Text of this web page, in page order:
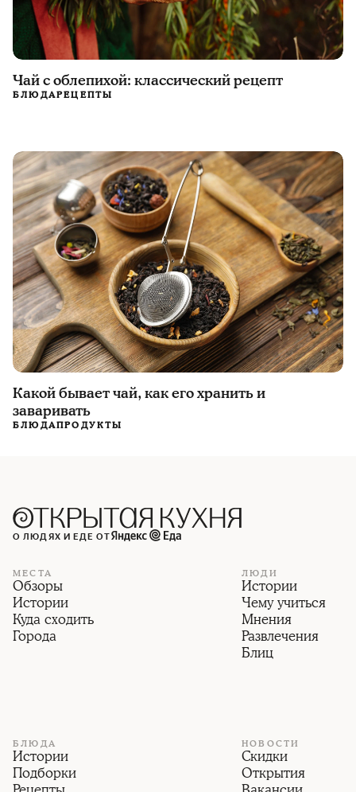
Чай с облепихой: классический рецепт
БЛЮДАРЕЦЕПТЫ
Какой бывает чай, как его хранить и
заваривать
БЛЮДАПРОДУКТЫ
О ЛЮДЯХ И ЕДЕ ОТ
МЕСТА
Обзоры
Истории
Куда сходить
Города
ЛЮДИ
Истории
Чему учиться
Мнения
Развлечения
Блиц
БЛЮДА
Истории
Подборки
НОВОСТИ
Скидки
Открытия